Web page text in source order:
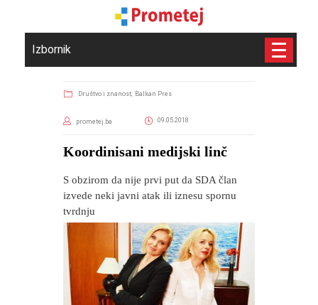
Izbornik
Društvo i znanost, Balkan Pres
prometej.ba 09.05.2018
Koordinisani medijski linč
S obzirom da nije prvi put da SDA član
izvede neki javni atak ili iznesu spornu
tvrdnju